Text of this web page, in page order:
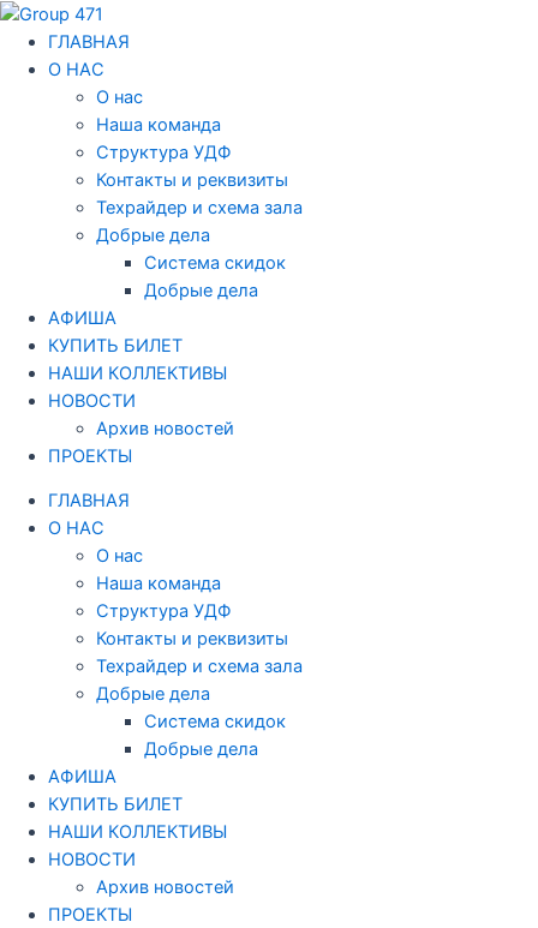
Перейти
содержимому
ГЛАВНАЯ
О НАС
О нас
Наша команда
Структура УДФ
Контакты и реквизиты
Техрайдер и схема зала
Добрые дела
Система скидок
Добрые дела
АФИША
КУПИТЬ БИЛЕТ
НАШИ КОЛЛЕКТИВЫ
НОВОСТИ
Архив новостей
ПРОЕКТЫ
ГЛАВНАЯ
О НАС
О нас
Наша команда
Структура УДФ
Контакты и реквизиты
Техрайдер и схема зала
Добрые дела
Система скидок
Добрые дела
АФИША
КУПИТЬ БИЛЕТ
НАШИ КОЛЛЕКТИВЫ
НОВОСТИ
Архив новостей
ПРОЕКТЫ
Навигация
записям